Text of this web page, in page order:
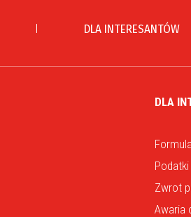
DLA INTERESANTÓW
DLA
Zwrot
Awaria